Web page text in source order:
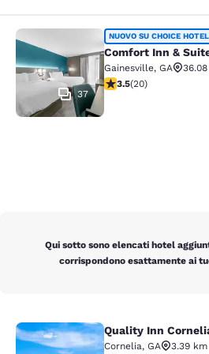
Comfort Inn & Suites
37
NUOVO SU CHOICE
Comfort Inn &
Gainesville, GA
Valutazione di 3.55
3.5(20)
Qui sotto sono elencati hotel
corrispondono esattamente ai
Quality Inn Cornelia
Quality Inn
Cornelia, GA
3.39 km